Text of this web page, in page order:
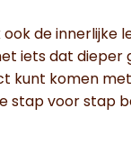
de innerlijke
iets dat dieper
kunt komen
stap voor stap